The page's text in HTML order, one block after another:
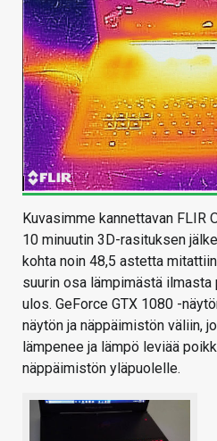
Kuvasimme kannettavan FLIR
10 minuutin 3D-rasituksen
kohta noin 48,5 astetta
suurin osa lämpimästä
ulos. GeForce GTX 1080 -
näytön ja näppäimistön väliin,
lämpenee ja lämpö leviää
näppäimistön yläpuolelle.